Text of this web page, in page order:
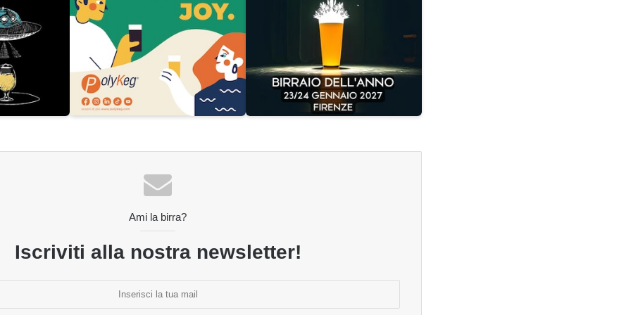
Ami la birra?
Iscriviti alla nostra newsletter!